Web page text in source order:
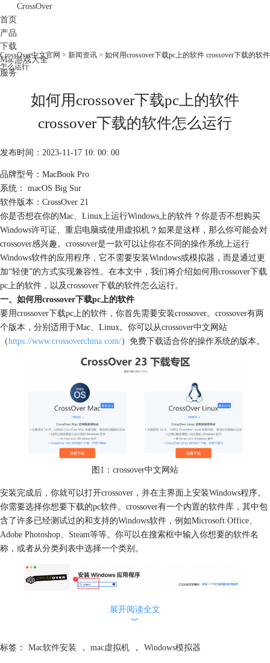
CrossOver
首页
产品
下载
Mac游戏大全
服务
CrossOver中文官网 > 新闻资讯 > 如何用crossover下载pc上的软件 crossover下载的软件
怎么运行
如何用crossover下载pc上的软件
crossover下载的软件怎么运行
发布时间：2023-11-17 10: 00: 00
品牌型号：MacBook Pro
系统： macOS Big Sur
软件版本：CrossOver 21
你是否想在你的Mac、Linux上运行Windows上的软件？你是否不想购买
Windows许可证、重启电脑或使用虚拟机？如果是这样，那么你可能会对
crossover感兴趣。crossover是一款可以让你在不同的操作系统上运行
Windows软件的应用程序，它不需要安装Windows或模拟器，而是通过更
加“轻便”的方式实现兼容性。在本文中，我们将介绍如何用crossover下载
pc上的软件，以及crossover下载的软件怎么运行。
一、如何用crossover下载pc上的软件
要用crossover下载pc上的软件，你首先需要安装crossover。crossover有两
个版本，分别适用于Mac、Linux。你可以从crossover中文网站
（https://www.crossoverchina.com/）免费下载适合你的操作系统的版本。
图1：crossover中文网站
安装完成后，你就可以打开crossover，并在主界面上安装Windows程序。
你需要选择你想要下载的pc软件。crossover有一个内置的软件库，其中包
含了许多已经测试过的和支持的Windows软件，例如Microsoft Office、
Adobe Photoshop、Steam等等。你可以在搜索框中输入你想要的软件名
称，或者从分类列表中选择一个类别。
展开阅读全文
︾
标签： Mac软件安装 ， mac虚拟机 ， Windows模拟器